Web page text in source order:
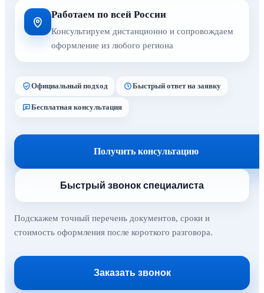
Работаем по всей России
Консультируем дистанционно и сопровождаем
оформление из любого региона
Официальный подход Быстрый ответ на заявку
Бесплатная консультация
Получить консультацию
Быстрый звонок специалиста
Подскажем точный перечень документов, сроки и
стоимость оформления после короткого разговора.
Заказать звонок